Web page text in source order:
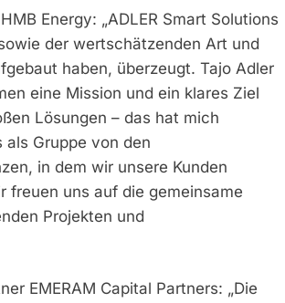
Energy: „ADLER Smart Solutions
der wertschätzenden Art und
haben, überzeugt. Tajo Adler
eine Mission und ein klares Ziel
Lösungen – das hat mich
Gruppe von den
in dem wir unsere Kunden
freuen uns auf die gemeinsame
Projekten und
EMERAM Capital Partners: „Die